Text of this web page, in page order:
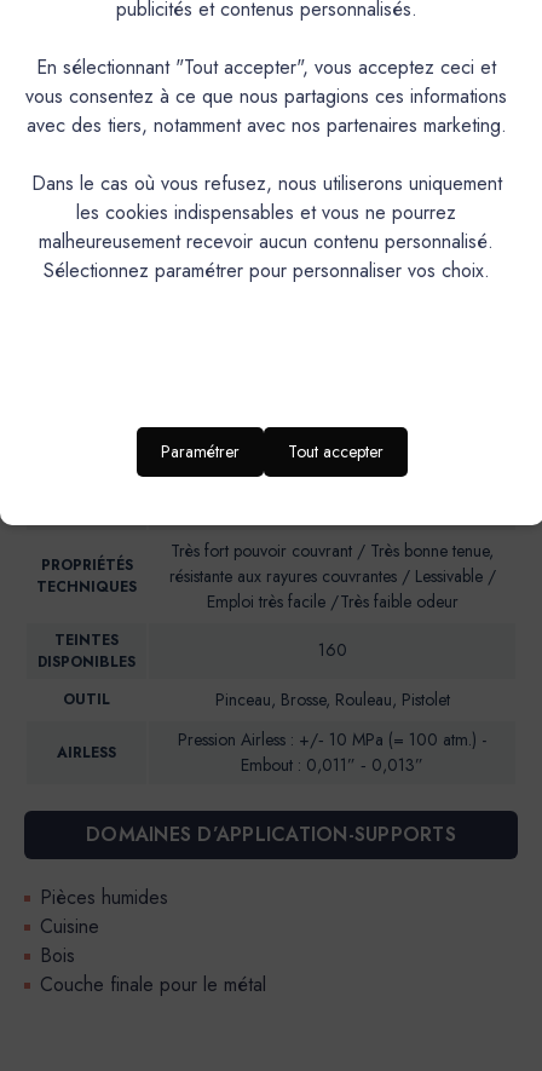
L'Extra est une laque polyuréthane en phase aqueuse,
velours, satinée, lessivable et résistante à la plupart des
exceptionnel, forte lavabilité
PRODUIT
Aspect satiné velours
Brillance 60° (UB)*: 20-30 / Brillance 85° (UB)*:
PROPRIÉTÉS
TECHNIQUES
Très fort pouvoir couvrant / Très bonne tenue,
résistante aux rayures couvrantes / Lessivable /
Emploi très facile /Très faible odeur
TEINTES
DISPONIBLES
160
OUTIL Pinceau, Brosse, Rouleau, Pistolet
AIRLESS
Pression Airless : +/‐ 10 MPa (= 100 atm.) -
Embout : 0,011” ‐ 0,013”
DOMAINES D’APPLICATION-SUPPORTS
Pièces humides
Cuisine
Bois
Couche finale pour le métal
publicités et contenus personnalisés.
En sélectionnant "Tout accepter", vous acceptez ceci et
vous consentez à ce que nous partagions ces informations
avec des tiers, notamment avec nos partenaires marketing.
Dans le cas où vous refusez, nous utiliserons uniquement
les cookies indispensables et vous ne pourrez
malheureusement recevoir aucun contenu personnalisé.
Sélectionnez paramétrer pour personnaliser vos choix.
Paramétrer Tout accepter